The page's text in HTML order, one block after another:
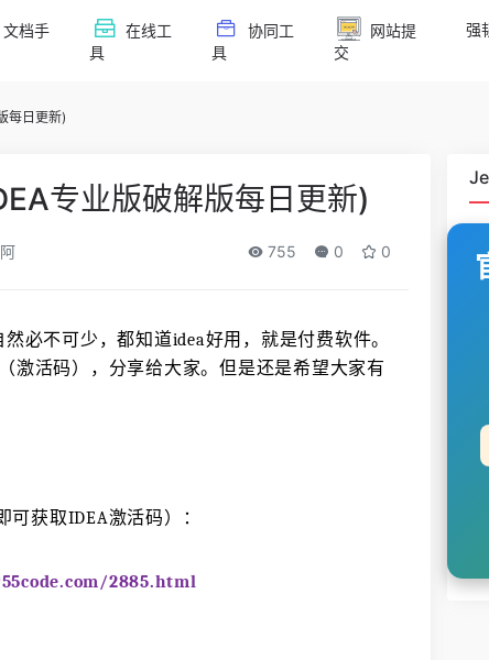
文档手
在线工
具
协同工
具
网站提
交
强
每日更新)
专业版破解版每日更新)
755 0 0
必不可少，都知道idea好用，就是付费软件。
激活码），分享给大家。但是还是希望大家有
获取IDEA激活码）：
2885.html